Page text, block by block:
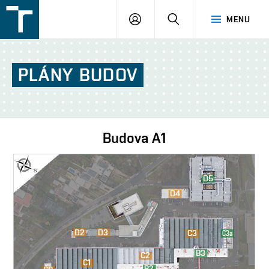
v
Brně
MENU
PŘIHLÁŠENÍ
PLÁNY BUDOV
Budova A1